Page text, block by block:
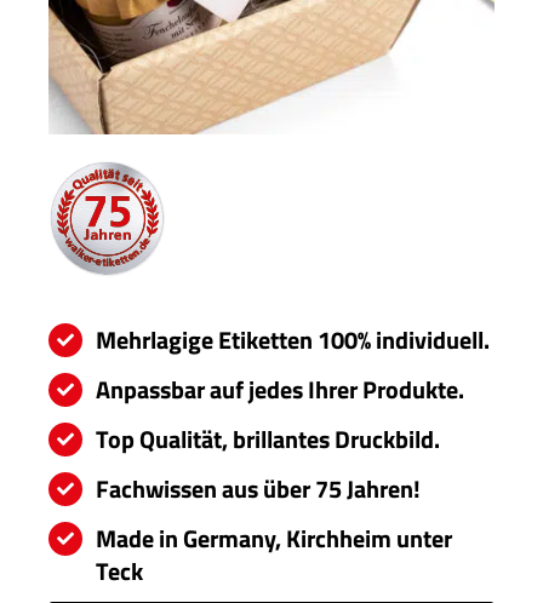
Mehrlagige Etiketten 100% individuell.
Anpassbar auf jedes Ihrer Produkte.
Top Qualität, brillantes Druckbild.
Fachwissen aus über 75 Jahren!
Made in Germany, Kirchheim unter
Teck